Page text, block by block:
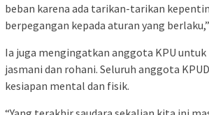
beban karena ada tarikan-tarikan
berpegangan kepada aturan yang
Ia juga mengingatkan anggota KPU
jasmani dan rohani. Seluruh anggota
kesiapan mental dan fisik.